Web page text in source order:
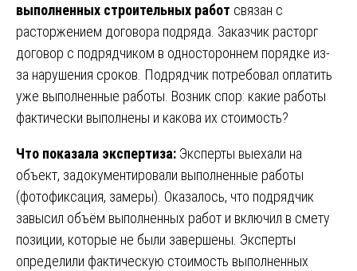
выполненных строительных работ связан с
расторжением договора подряда. Заказчик расторг
договор с подрядчиком в одностороннем порядке из-
за нарушения сроков. Подрядчик потребовал оплатить
уже выполненные работы. Возник спор: какие работы
фактически выполнены и какова их стоимость?
Что показала экспертиза: Эксперты выехали на
объект, задокументировали выполненные работы
(фотофиксация, замеры). Оказалось, что подрядчик
завысил объём выполненных работ и включил в смету
позиции, которые не были завершены. Эксперты
определили фактическую стоимость выполненных